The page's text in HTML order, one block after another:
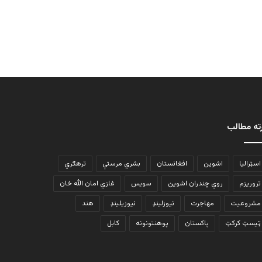
مطالب
اسټرالیا اشوین افغانستان بشري مرستې
ترهګري
تروریزم
روي چندران اشوین سویس
غازي امان الله خان
مشروعیت
مهاجرت نیوزلینډ نیوزیلینډ
هند
ټیسټ کرکټ
پاکستان پوهنتونونه کابل